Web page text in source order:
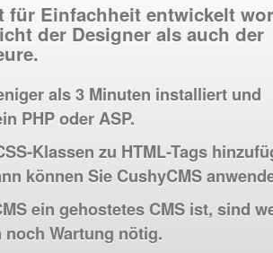
für Einfachheit entwickelt
der Designer als auch der
als 3 Minuten installiert und
PHP oder ASP.
Klassen zu HTML-Tags
können Sie CushyCMS
ein gehostetes CMS ist, sind
Wartung nötig.